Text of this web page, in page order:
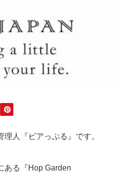
人『ビアっぷる』です。
ある『Hop Garden